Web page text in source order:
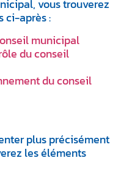
vous trouverez
ci-après :
municipal
du conseil
du conseil
plus précisément
les éléments